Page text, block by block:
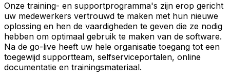
Onze training- en supportprogramma's zijn erop gericht
uw medewerkers vertrouwd te maken met hun nieuwe
oplossing en hen de vaardigheden te geven die ze nodig
hebben om optimaal gebruik te maken van de software.
Na de go-live heeft uw hele organisatie toegang tot een
toegewijd supportteam, selfserviceportalen, online
documentatie en trainingsmateriaal.